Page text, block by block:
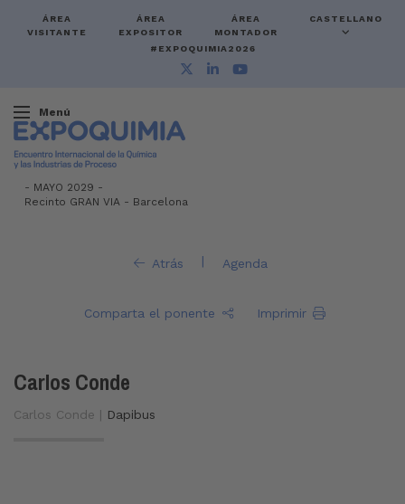
ÁREA
VISITANTE
ÁREA
EXPOSITOR
ÁREA
MONTADOR
CASTELLANO
#EXPOQUIMIA2026
Menú
- MAYO 2029 -
Recinto GRAN VIA - Barcelona
Atrás | Agenda
Comparta el ponente Imprimir
Carlos Conde
Carlos Conde | Dapibus